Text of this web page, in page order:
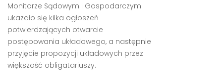
Monitorze Sądowym i Gospodarczym
ukazało się kilka ogłoszeń
potwierdzających otwarcie
postępowania układowego, a następnie
przyjęcie propozycji układowych przez
większość obligatariuszy.